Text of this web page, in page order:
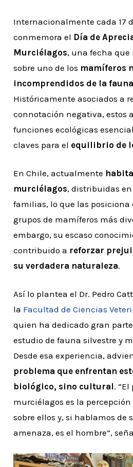
Internacionalmente cada 17
conmemora el Día de
Murciélagos, una fecha
sobre uno de los mamíferos
incomprendidos de la
Históricamente asociados a
connotación negativa, estos
funciones ecológicas
claves para el equilibrio de
En Chile, actualmente
murciélagos, distribuidas
familias, lo que las posiciona
grupos de mamíferos más
embargo, su escaso
contribuido a reforzar
su verdadera naturaleza.
Así lo plantea el Dr. Pedro
la Facultad de Ciencias
quien ha dedicado gran
estudio de fauna silvestre y
Desde esa experiencia,
problema que enfrentan
biológico, sino cultural.
murciélagos es la
sobre ellos y, si hablamos de
amenaza, es el hombre”,